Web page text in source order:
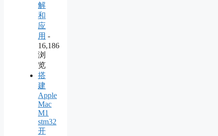
解
和
应
用 -
16,186
浏
览
搭
建
Apple
Mac
M1
stm32
开